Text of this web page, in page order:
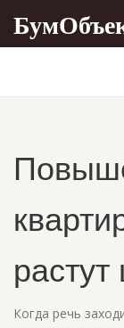
Когда речь